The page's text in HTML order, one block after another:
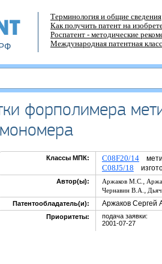
Терминология и общие сведения
Как получить патент на
Роспатент - методические
Международная патентная
форполимера
Классы МПК: C08F20/14
C08J5/18
Автор(ы): Аржаков М.С. ,
Чернавин В.А. ,
Патентообладатель(и):
Аржаков Сергей
Приоритеты:
подача заявки:
2001-07-27